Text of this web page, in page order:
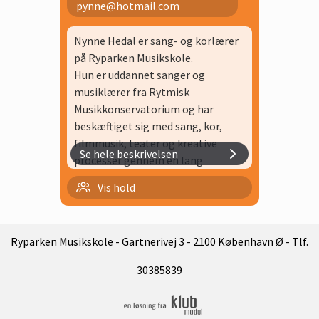
pynne@hotmail.com
Nynne Hedal er sang- og korlærer
på Ryparken Musikskole.
Hun er uddannet sanger og
musiklærer fra Rytmisk
Musikkonservatorium og har
beskæftiget sig med sang, kor,
filmmusik, teater og kreative
processer gennem en lang
årrække.
I undervisningen lægger hun vægt
udvikling, hvor udgangspunktet
altid er det, der inspirerer og
Se hele beskrivelsen
Vis hold
Juniorkor
Sang 20 min
Sang 30 min 2 elever
Ryparken Musikskole - Gartnerivej 3 - 2100 København Ø - Tlf.
30385839